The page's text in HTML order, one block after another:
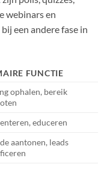
webinars en
een andere fase in
FUNCTIE
ophalen, bereik
educeren
aantonen, leads